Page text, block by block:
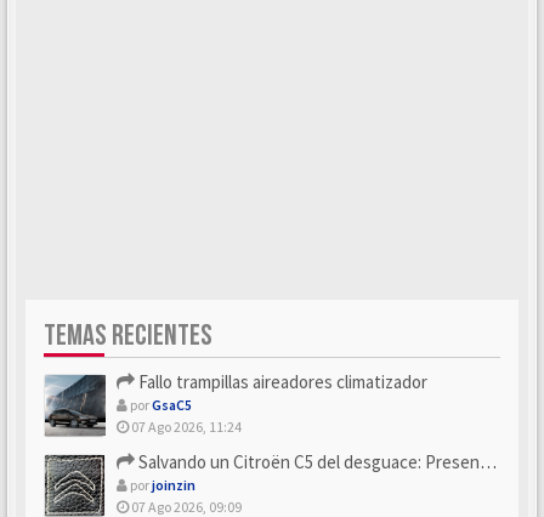
TEMAS RECIENTES
Fallo trampillas aireadores climatizador
porGsaC5
07 Ago 2026, 11:24
Salvando un Citroën C5 del desguace: Presentación y seguimiento
porjoinzin
07 Ago 2026, 09:09